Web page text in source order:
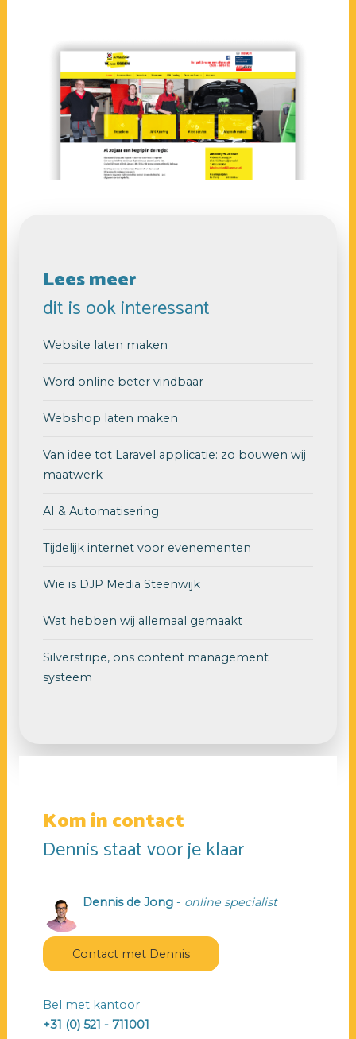
Lees meer
dit is ook interessant
Website laten maken
Word online beter vindbaar
Webshop laten maken
Van idee tot Laravel applicatie: zo bouwen wij
maatwerk
AI & Automatisering
Tijdelijk internet voor evenementen
Wie is DJP Media Steenwijk
Wat hebben wij allemaal gemaakt
Silverstripe, ons content management
systeem
Kom in contact
Dennis staat voor je klaar
Dennis de Jong- online specialist
Contact met Dennis
Bel met kantoor
+31 (0) 521 - 711001